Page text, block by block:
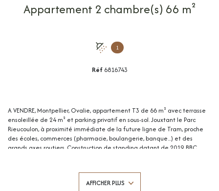
Appartement 2 chambre(s) 66 m²
1
Réf 6816743
A VENDRE, Montpellier, Ovalie, appartement T3 de 66 m² avec terrasse
ensoleillée de 24 m² et parking privatif en sous-sol. Jouxtant le Parc
Rieucoulon, à proximité immédiate de la future ligne de Tram, proche
des écoles, commerces (pharmacie, boulangerie, banque...) et des
grands axes routiers. Construction de standing datant de 2019, BBC,
copropriété ! Appartement situé au rez-de-chaussée et bien agencé.
Lumineux, exposé SUD-EST, il comprenant : entrée, WC séparé, séjour
AFFICHER PLUS